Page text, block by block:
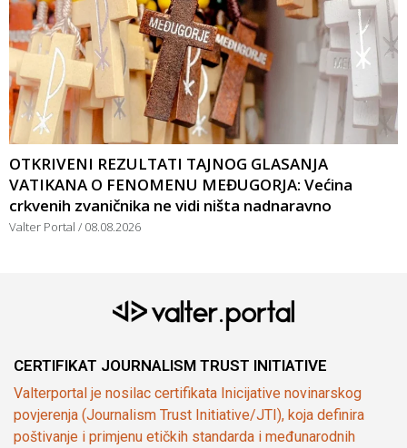
OTKRIVENI REZULTATI TAJNOG GLASANJA
VATIKANA O FENOMENU MEĐUGORJA: Većina
crkvenih zvaničnika ne vidi ništa nadnaravno
Valter Portal 08.08.2026
CERTIFIKAT JOURNALISM TRUST INITIATIVE
Valterportal je nosilac certifikata Inicijative novinarskog
povjerenja (Journalism Trust Initiative/JTI), koja definira
poštivanje i primjenu etičkih standarda i međunarodnih